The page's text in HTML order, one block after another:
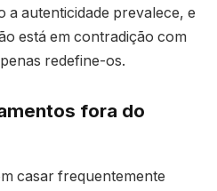
a autenticidade prevalece, e
está em contradição com
redefine-os.
fora do
casar frequentemente